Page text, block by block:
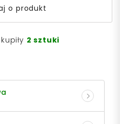
o produkt
kupiły 2 sztuki